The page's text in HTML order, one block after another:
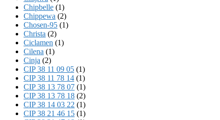
Chipbelle (1)
Chippewa (2)
Chosen-95 (1)
Christa (2)
Ciclamen (1)
Cilena (1)
Cinja (2)
CIP 38 11 09 05 (1)
CIP 38 11 78 14 (1)
CIP 38 13 78 07 (1)
CIP 38 13 78 18 (2)
CIP 38 14 03 22 (1)
CIP 38 21 46 15 (1)